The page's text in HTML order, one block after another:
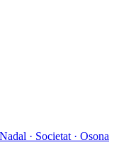
· Societat · Osona